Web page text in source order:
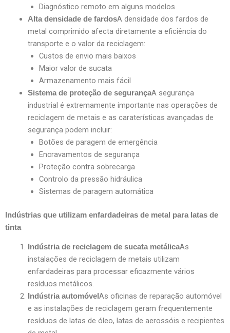
Diagnóstico remoto em alguns modelos
Alta densidade de fardosA densidade dos fardos de
metal comprimido afecta diretamente a eficiência do
transporte e o valor da reciclagem:
Custos de envio mais baixos
Maior valor de sucata
Armazenamento mais fácil
Sistema de proteção de segurançaA segurança
industrial é extremamente importante nas operações de
reciclagem de metais e as caraterísticas avançadas de
segurança podem incluir:
Botões de paragem de emergência
Encravamentos de segurança
Proteção contra sobrecarga
Controlo da pressão hidráulica
Sistemas de paragem automática
Indústrias que utilizam enfardadeiras de metal para latas de
tinta
Indústria de reciclagem de sucata metálicaAs
instalações de reciclagem de metais utilizam
enfardadeiras para processar eficazmente vários
resíduos metálicos.
Indústria automóvel As oficinas de reparação automóvel
e as instalações de reciclagem geram frequentemente
resíduos de latas de óleo, latas de aerossóis e recipientes